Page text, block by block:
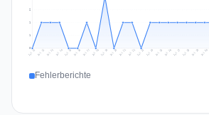
1
1
2
Jul 11 Jul 12 Jul 13 Jul 14 Jul 15 Jul 16 Jul 17 Jul 18 Jul 19 Jul 20 Jul 21 Jul 22 Jul 23 Jul 24 Jul 25 Jul 26 Jul 27 Jul 28 Jul 29 Jul 30
Fehlerberichte